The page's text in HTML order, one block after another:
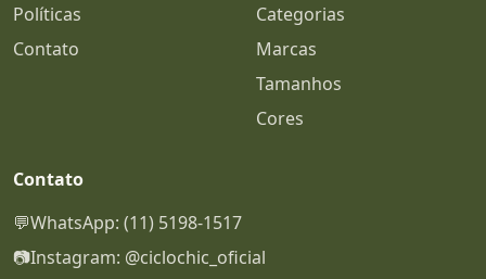
Políticas
Contato
Categorias
Marcas
Tamanhos
Cores
Contato
💬WhatsApp: (11) 5198-1517
📷Instagram: @ciclochic_oficial